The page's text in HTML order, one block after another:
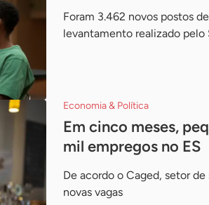
Foram 3.462 novos postos
levantamento realizado pelo
Economia & Política
Em cinco meses,
mil empregos no ES
De acordo o Caged, setor
novas vagas